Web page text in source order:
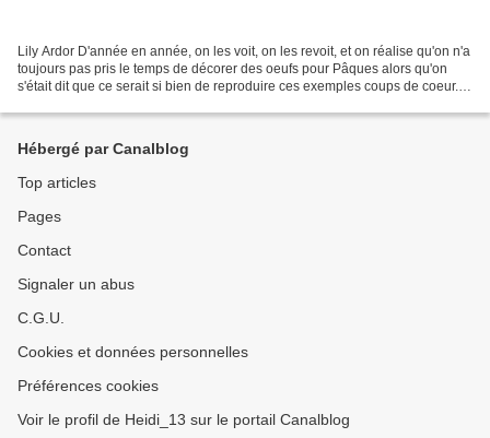
Lily Ardor D'année en année, on les voit, on les revoit, et on réalise qu'on n'a
toujours pas pris le temps de décorer des oeufs pour Pâques alors qu'on
s'était dit que ce serait si bien de reproduire ces exemples coups de coeur.
Hébergé par Canalblog
Top articles
Pages
Contact
Signaler un abus
C.G.U.
Cookies et données personnelles
Préférences cookies
Voir le profil de Heidi_13 sur le portail Canalblog